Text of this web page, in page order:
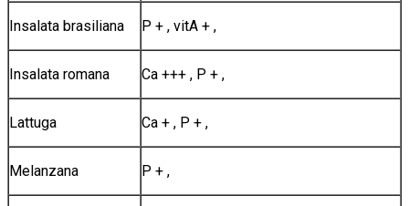
Insalata brasiliana P + , vitA + ,
Insalata romana Ca +++ , P + ,
Lattuga Ca + , P + ,
Melanzana P + ,